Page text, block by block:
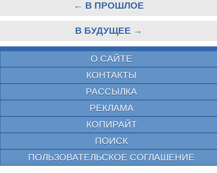
← В ПРОШЛОЕ
В БУДУЩЕЕ →
О САЙТЕ
КОНТАКТЫ
РАССЫЛКА
РЕКЛАМА
КОПИРАЙТ
ПОИСК
ПОЛЬЗОВАТЕЛЬСКОЕ СОГЛАШЕНИЕ